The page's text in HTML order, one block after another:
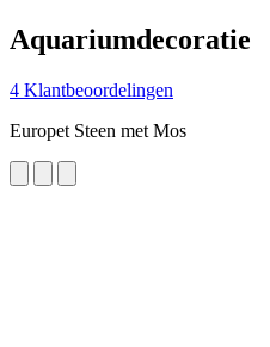
Aquariumdecoratie
4 Klantbeoordelingen
Europet Steen met Mos